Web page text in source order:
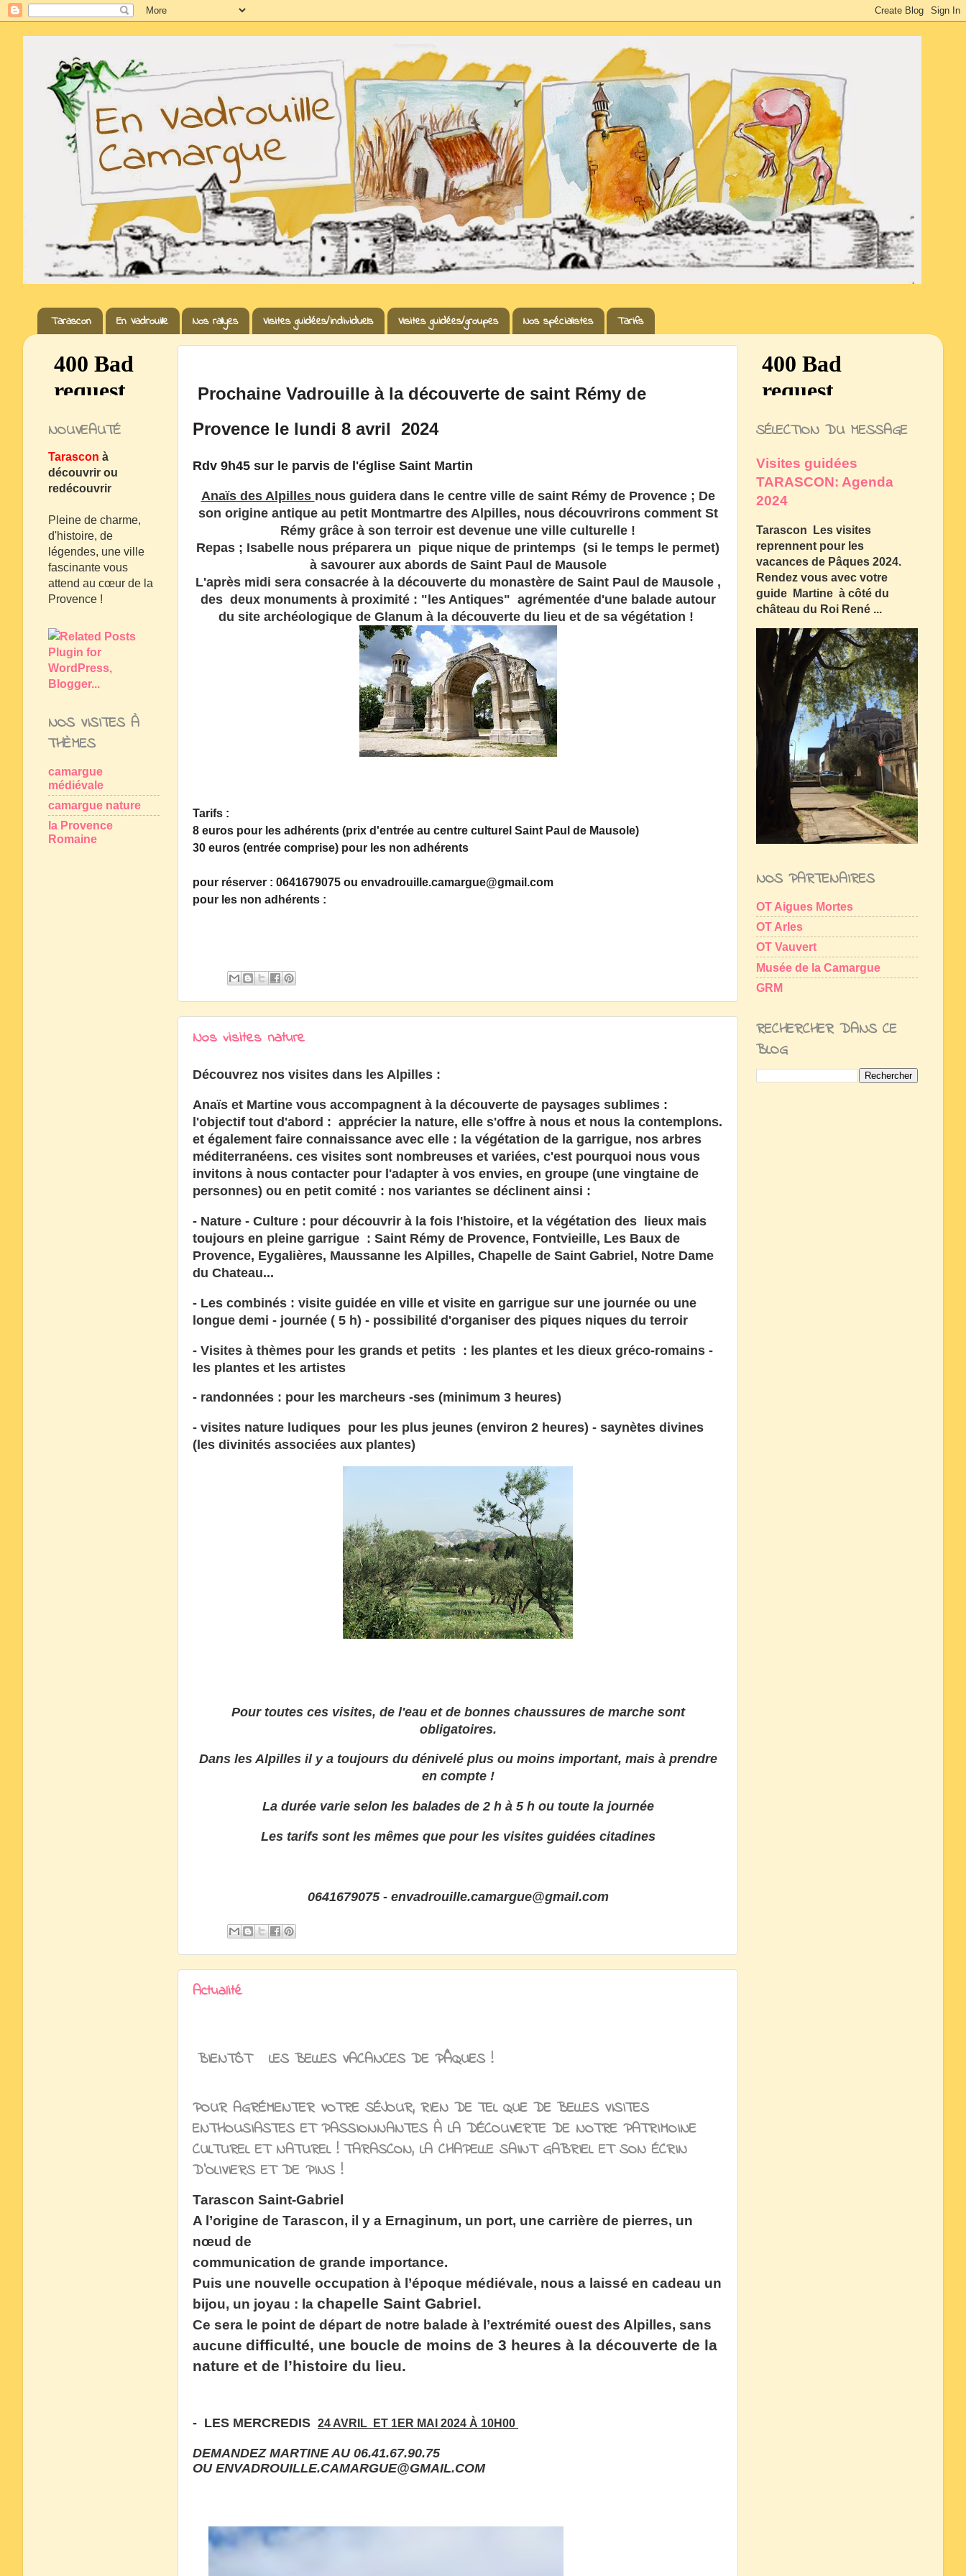
Tarascon En Vadrouille Nos rallyes Visites guidées/individuels Visites guidées/groupes Nos spécialistes Tarifs
Prochaine Vadrouille à la découverte de saint Rémy de
Provence le lundi 8 avril 2024
Rdv 9h45 sur le parvis de l'église Saint Martin
Anaïs des Alpilles nous guidera dans le centre ville de saint Rémy de Provence ; De
son origine antique au petit Montmartre des Alpilles, nous découvrirons comment St
Rémy grâce à son terroir est devenue une ville culturelle !
Repas ; Isabelle nous préparera un pique nique de printemps (si le temps le permet)
à savourer aux abords de Saint Paul de Mausole
L'après midi sera consacrée à la découverte du monastère de Saint Paul de Mausole ,
des deux monuments à proximité : "les Antiques" agrémentée d'une balade autour
du site archéologique de Glanum à la découverte du lieu et de sa végétation !
Tarifs :
8 euros pour les adhérents (prix d'entrée au centre culturel Saint Paul de Mausole)
30 euros (entrée comprise) pour les non adhérents
pour réserver : 0641679075 ou envadrouille.camargue@gmail.com
pour les non adhérents :
Nos visites nature
Découvrez nos visites dans les Alpilles :
Anaïs et Martine vous accompagnent à la découverte de paysages sublimes :
l'objectif tout d'abord : apprécier la nature, elle s'offre à nous et nous la contemplons.
et également faire connaissance avec elle : la végétation de la garrigue, nos arbres
méditerranéens. ces visites sont nombreuses et variées, c'est pourquoi nous vous
invitons à nous contacter pour l'adapter à vos envies, en groupe (une vingtaine de
personnes) ou en petit comité : nos variantes se déclinent ainsi :
- Nature - Culture : pour découvrir à la fois l'histoire, et la végétation des lieux mais
toujours en pleine garrigue : Saint Rémy de Provence, Fontvieille, Les Baux de
Provence, Eygalières, Maussanne les Alpilles, Chapelle de Saint Gabriel, Notre Dame
du Chateau...
- Les combinés : visite guidée en ville et visite en garrigue sur une journée ou une
longue demi - journée ( 5 h) - possibilité d'organiser des piques niques du terroir
- Visites à thèmes pour les grands et petits : les plantes et les dieux gréco-romains -
les plantes et les artistes
- randonnées : pour les marcheurs -ses (minimum 3 heures)
- visites nature ludiques pour les plus jeunes (environ 2 heures) - saynètes divines
(les divinités associées aux plantes)
Pour toutes ces visites, de l'eau et de bonnes chaussures de marche sont
obligatoires.
Dans les Alpilles il y a toujours du dénivelé plus ou moins important, mais à prendre
en compte !
La durée varie selon les balades de 2 h à 5 h ou toute la journée
Les tarifs sont les mêmes que pour les visites guidées citadines
0641679075 - envadrouille.camargue@gmail.com
Actualité
BIENTÔT LES BELLES VACANCES DE PÂQUES !
POUR AGRÉMENTER VOTRE SÉJOUR, RIEN DE TEL QUE DE BELLES VISITES
ENTHOUSIASTES ET PASSIONNANTES À LA DÉCOUVERTE DE NOTRE PATRIMOINE
CULTUREL ET NATUREL ! TARASCON, LA CHAPELLE SAINT GABRIEL ET SON ÉCRIN
D'OLIVIERS ET DE PINS !
Tarascon Saint-Gabriel
A l’origine de Tarascon, il y a Ernaginum, un port, une carrière de pierres, un
nœud de
communication de grande importance.
Puis une nouvelle occupation à l’époque médiévale, nous a laissé en cadeau un
bijou, un joyau : la chapelle Saint Gabriel.
Ce sera le point de départ de notre balade à l’extrémité ouest des Alpilles, sans
aucune difficulté, une boucle de moins de 3 heures à la découverte de la
nature et de l’histoire du lieu.
- LES MERCREDIS 24 AVRIL ET 1ER MAI 2024 À 10H00
DEMANDEZ MARTINE AU 06.41.67.90.75
OU ENVADROUILLE.CAMARGUE@GMAIL.COM
NOUVEAUTÉ
Tarascon à
découvrir ou
redécouvrir
Pleine de charme,
d'histoire, de
légendes, une ville
fascinante vous
attend au cœur de la
Provence !
NOS VISITES À
THÈMES
camargue
médiévale
camargue nature
la Provence
Romaine
SÉLECTION DU MESSAGE
Visites guidées
TARASCON: Agenda
2024
Tarascon Les visites
reprennent pour les
vacances de Pâques 2024.
Rendez vous avec votre
guide Martine à côté du
château du Roi René ...
NOS PARTENAIRES
OT Aigues Mortes
OT Arles
OT Vauvert
Musée de la Camargue
GRM
RECHERCHER DANS CE
BLOG